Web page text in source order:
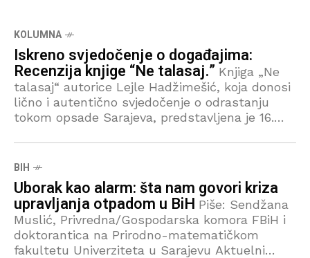
KOLUMNA
Iskreno svjedočenje o događajima:
Recenzija knjige “Ne talasaj.” Knjiga „Ne
talasaj“ autorice Lejle Hadžimešić, koja donosi
lično i autentično svjedočenje o odrastanju
tokom opsade Sarajeva, predstavljena je 16.
manjina u Sarajevu.
BIH
Uborak kao alarm: šta nam govori kriza
upravljanja otpadom u BiH Piše: Sendžana
Muslić, Privredna/Gospodarska komora FBiH i
doktorantica na Prirodno-matematičkom
fakultetu Univerziteta u Sarajevu Aktuelni